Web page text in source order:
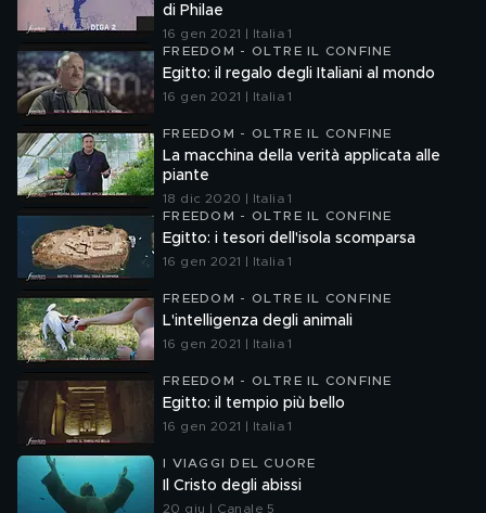
di Philae
16 gen 2021 | Italia 1
FREEDOM - OLTRE IL CONFINE
Egitto: il regalo degli Italiani al mondo
16 gen 2021 | Italia 1
FREEDOM - OLTRE IL CONFINE
La macchina della verità applicata alle
piante
18 dic 2020 | Italia 1
FREEDOM - OLTRE IL CONFINE
Egitto: i tesori dell'isola scomparsa
16 gen 2021 | Italia 1
FREEDOM - OLTRE IL CONFINE
L'intelligenza degli animali
16 gen 2021 | Italia 1
FREEDOM - OLTRE IL CONFINE
Egitto: il tempio più bello
16 gen 2021 | Italia 1
I VIAGGI DEL CUORE
Il Cristo degli abissi
20 giu | Canale 5